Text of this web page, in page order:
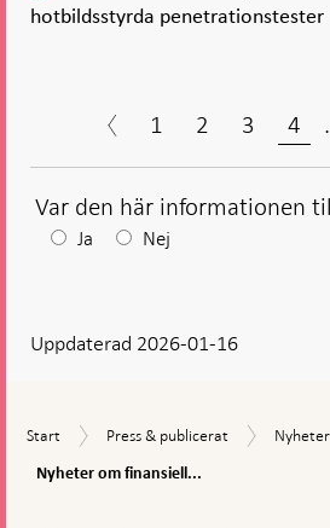
hotbildsstyrda penetrationstester
1 2 3 4
Var den här informationen
Efter
visas
Ja Nej
Uppdaterad 2026-01-16
Start
Start
Press
publicerat
Press & publicerat
Nyheter
Nyheter
om
Nyheter om finansiell...